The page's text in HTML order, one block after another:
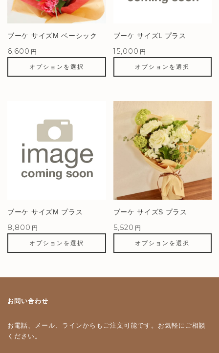
ブーケ サイズM ベーシック
6,600 円
オプションを選択
ブーケ サイズL プラス
15,000 円
オプションを選択
ブーケ サイズM プラス
8,800 円
オプションを選択
ブーケ サイズS プラス
5,520 円
オプションを選択
お問い合わせ
お電話、メール、ラインからもご注文可能です。 お気軽にご相談
ください。